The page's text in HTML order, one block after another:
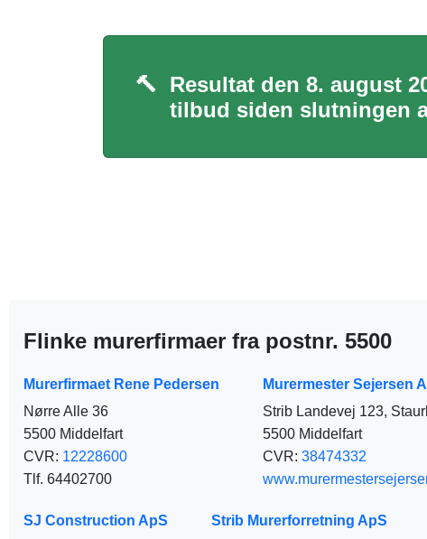
🔨 Resultat den 8. august
tilbud siden slutningen
Flinke murerfirmaer fra postnr. 5500
Murerfirmaet Rene Pedersen
Nørre Alle 36
5500 Middelfart
CVR: 12228600
Tlf. 64402700
Murermester Sejersen
Strib Landevej 123,
5500 Middelfart
CVR: 38474332
SJ Construction ApS
Strib Murerforretning ApS